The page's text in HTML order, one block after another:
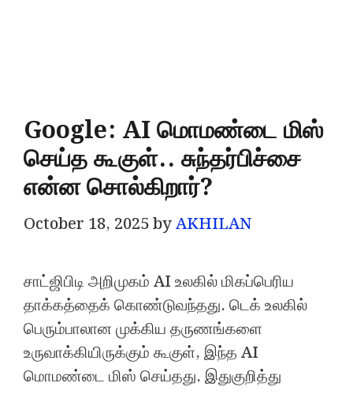
Google: AI மொமண்டை மிஸ்
செய்த கூகுள்.. சுந்தர்பிச்சை
என்ன சொல்கிறார்?
October 18, 2025byAKHILAN
சாட்ஜிபிடி அறிமுகம் AI உலகில் மிகப்பெரிய
தாக்கத்தைக் கொண்டுவந்தது. டெக் உலகில்
பெரும்பாலான முக்கிய தருணங்களை
உருவாக்கியிருக்கும் கூகுள், இந்த AI
மொமண்டை மிஸ் செய்தது. இதுகுறித்து